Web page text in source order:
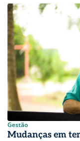
Gestão
Mudanças em